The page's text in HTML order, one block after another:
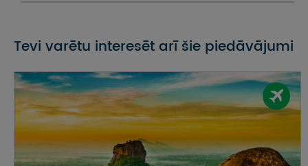
Tevi varētu interesēt arī šie piedāvājumi